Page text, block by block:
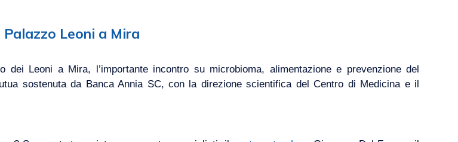
Leoni a Mira
dei Leoni a Mira, l’importante incontro su microbioma, alimentazione e prevenzione del
sostenuta da Banca Annia SC, con la direzione scientifica del Centro di Medicina e il